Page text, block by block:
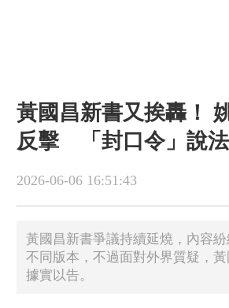
黃國昌新書又挨轟！
反擊 「封口令」說
2026-06-06 16:51:43
黃國昌新書爭議持續延燒，內容
不同版本，不過面對外界質疑，
據實以告。